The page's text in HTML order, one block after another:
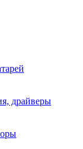
драйверы